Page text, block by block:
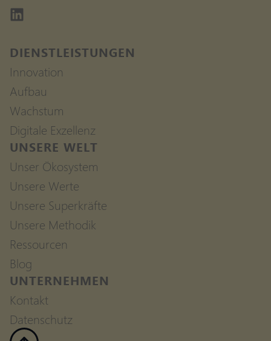
Linkedin
DIENSTLEISTUNGEN
Innovation
Aufbau
Wachstum
Digitale Exzellenz
UNSERE WELT
Unser Ökosystem
Unsere Werte
Unsere Superkräfte
Unsere Methodik
Ressourcen
Blog
UNTERNEHMEN
Kontakt
Datenschutz